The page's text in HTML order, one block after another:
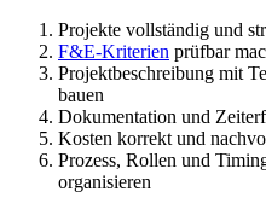
Projekte vollständig und
F&E-Kriterien prüfbar
Projektbeschreibung mit
bauen
Dokumentation und
Kosten korrekt und
Prozess, Rollen und
organisieren